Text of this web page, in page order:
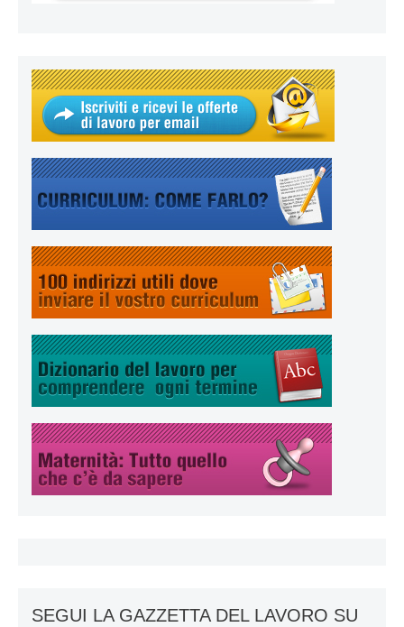
SEGUI LA GAZZETTA DEL LAVORO SU